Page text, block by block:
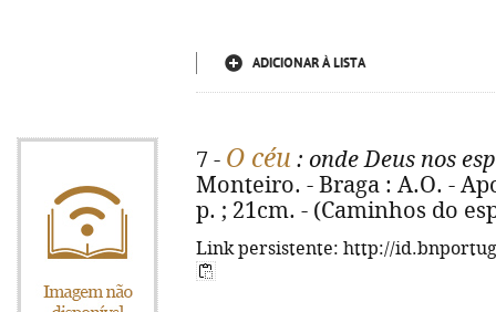
ADICIONAR À LISTA
7 - O céu : onde Deus nos
Monteiro. - Braga : A.O. -
p. ; 21cm. - (Caminhos do
Link persistente: http://